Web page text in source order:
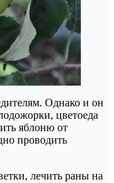
Однако и он
цветоеда
яблоню от
проводить
лечить раны на